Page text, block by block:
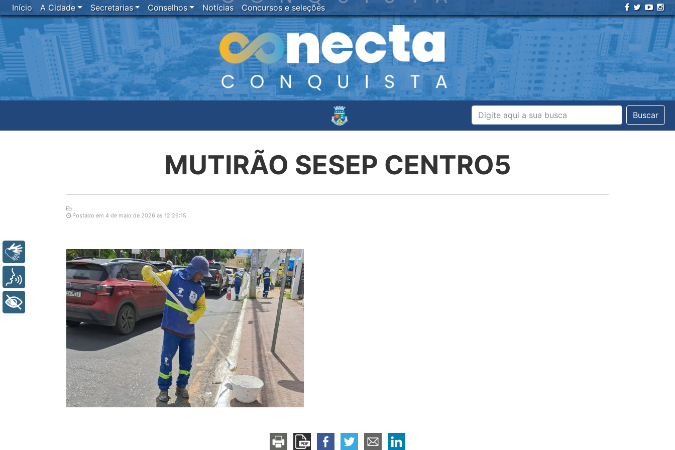
Início A Cidade Secretarias Conselhos Notícias Concursos e seleções
Buscar
MUTIRÃO SESEP CENTRO5
Postado em 4 de maio de 2026 as 12:26:15
+ Acessibilidade